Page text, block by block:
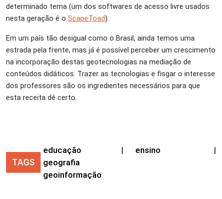
determinado tema (um dos softwares de acesso livre usados
nesta geração é o ScapeToad).
Em um país tão desigual como o Brasil, ainda temos uma
estrada pela frente, mas já é possível perceber um crescimento
na incorporação destas geotecnologias na mediação de
conteúdos didáticos. Trazer as tecnologias e fisgar o interesse
dos professores são os ingredientes necessários para que
esta receita dê certo.
TAGS
educação | ensino
|
geografia
geoinformação